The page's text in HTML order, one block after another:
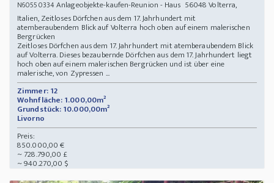
N60550334Anlageobjekte-kaufen-Reunion - Haus 56048 Volterra,
Italien, Zeitloses Dörfchen aus dem 17. Jahrhundert mit
atemberaubendem Blick auf Volterra hoch oben auf einem malerischen
Bergrücken
Zeitloses Dörfchen aus dem 17. Jahrhundert mit atemberaubendem Blick
auf Volterra. Dieses bezaubernde Dörfchen aus dem 17. Jahrhundert liegt
hoch oben auf einem malerischen Bergrücken und ist über eine
malerische, von Zypressen ...
Zimmer: 12
Wohnfläche: 1.000,00m²
Grundstück: 10.000,00m²
Livorno
Preis:
850.000,00 €
~ 728.790,00 £
~ 940.270,00 $